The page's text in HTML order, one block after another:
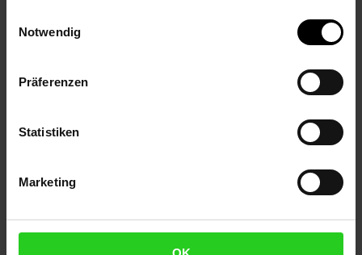
Notwendig
Präferenzen
Statistiken
Marketing
Tischplatte: Braun
Besonderheiten
Der Tisch wurde in liebevoller Handarbeit gefertigt und
somit ein absolutes Unikat
Kleinere Risse, Astlöcher und Farbabweichungen sind
typisch für Massivholz, da es sich um ein Produkt der
Maximalbelastbarkeit des Tisches liegt bei ca. 40 kg